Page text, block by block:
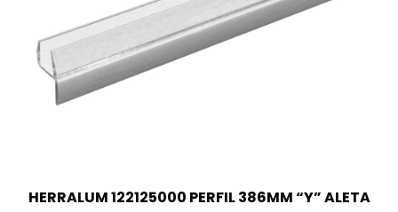
HERRALUM 122125000 PERFIL 386MM “Y” ALETA